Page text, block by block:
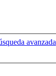
avanzada